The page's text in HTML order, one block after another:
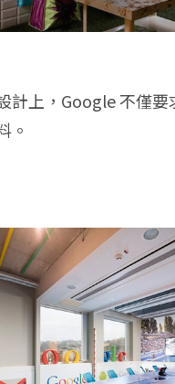
計上，Google 不僅
。